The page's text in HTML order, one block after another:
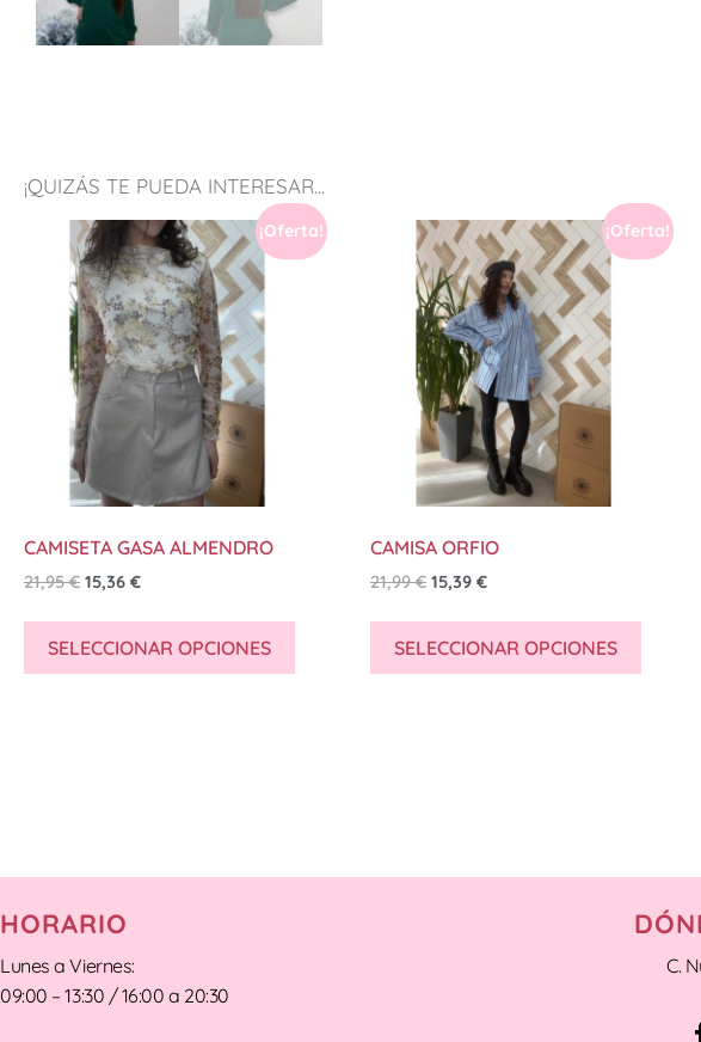
¡QUIZÁS TE PUEDA INTERESAR...
¡Oferta!
CAMISETA GASA ALMENDRO
21,95€ 15,36 €
SELECCIONAR OPCIONES
¡Oferta!
CAMISA ORFIO
21,99€ 15,39 €
SELECCIONAR OPCIONES
HORARIO
Lunes a Viernes:
09:00 – 13:30 / 16:00 a 20:30
C.